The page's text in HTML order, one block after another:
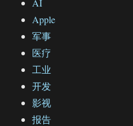
AI
Apple
军事
医疗
工业
开发
影视
报告